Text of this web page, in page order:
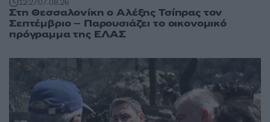
12:2707.08.26
Στη Θεσσαλονίκη ο Αλέξης Τσίπρας τον
Σεπτέμβριο – Παρουσιάζει το οικονομικό
πρόγραμμα της ΕΛΑΣ